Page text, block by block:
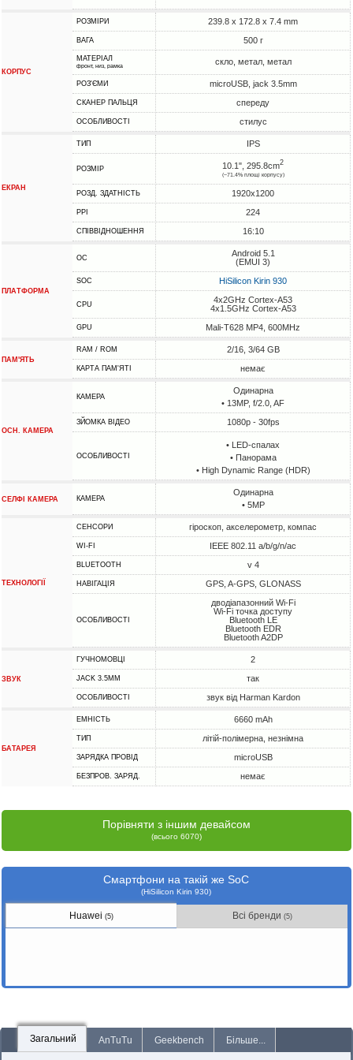
КОРПУС
РОЗМІРИ 239.8 x 172.8 x 7.4 mm
ВАГА 500 г
МАТЕРІАЛ
фронт, низ, рамка скло, метал, метал
РОЗ'ЄМИ microUSB, jack 3.5mm
СКАНЕР ПАЛЬЦЯ спереду
ОСОБЛИВОСТІ стилус
ЕКРАН
ТИП IPS
РОЗМІР 10.1", 295.8cm2
(~71.4% площі корпусу)
РОЗД. ЗДАТНІСТЬ 1920x1200
PPI 224
СПІВВІДНОШЕННЯ 16:10
ПЛАТФОРМА
ОС
Android 5.1
(EMUI 3)
SOC HiSilicon Kirin 930
CPU
4x2GHz Cortex-A53
4x1.5GHz Cortex-A53
GPU Mali-T628 MP4, 600MHz
ПАМ'ЯТЬ
RAM / ROM 2/16, 3/64 GB
КАРТА ПАМ'ЯТІ немає
ОСН. КАМЕРА
КАМЕРА
Одинарна
• 13MP, f/2.0, AF
ЗЙОМКА ВІДЕО 1080p - 30fps
ОСОБЛИВОСТІ
• LED-спалах
• Панорама
• High Dynamic Range (HDR)
СЕЛФІ КАМЕРА КАМЕРА
Одинарна
• 5MP
ТЕХНОЛОГІЇ
СЕНСОРИ гіроскоп, акселерометр, компас
WI-FI IEEE 802.11 a/b/g/n/ac
BLUETOOTH v 4
НАВІГАЦІЯ GPS, A-GPS, GLONASS
ОСОБЛИВОСТІ
дводіапазонний Wi-Fi
Wi-Fi точка доступу
Bluetooth LE
Bluetooth EDR
Bluetooth A2DP
ЗВУК
ГУЧНОМОВЦІ 2
JACK 3.5MM так
ОСОБЛИВОСТІ звук від Harman Kardon
БАТАРЕЯ
ЕМНІСТЬ 6660 mAh
ТИП літій-полімерна, незнімна
ЗАРЯДКА ПРОВІД microUSB
БЕЗПРОВ. ЗАРЯД. немає
Порівняти з іншим девайсом
(всього 6070)
Смартфони на такій же SoC
(HiSilicon Kirin 930)
Huawei (5) Всі бренди (5)
Загальний AnTuTu Geekbench Більше...